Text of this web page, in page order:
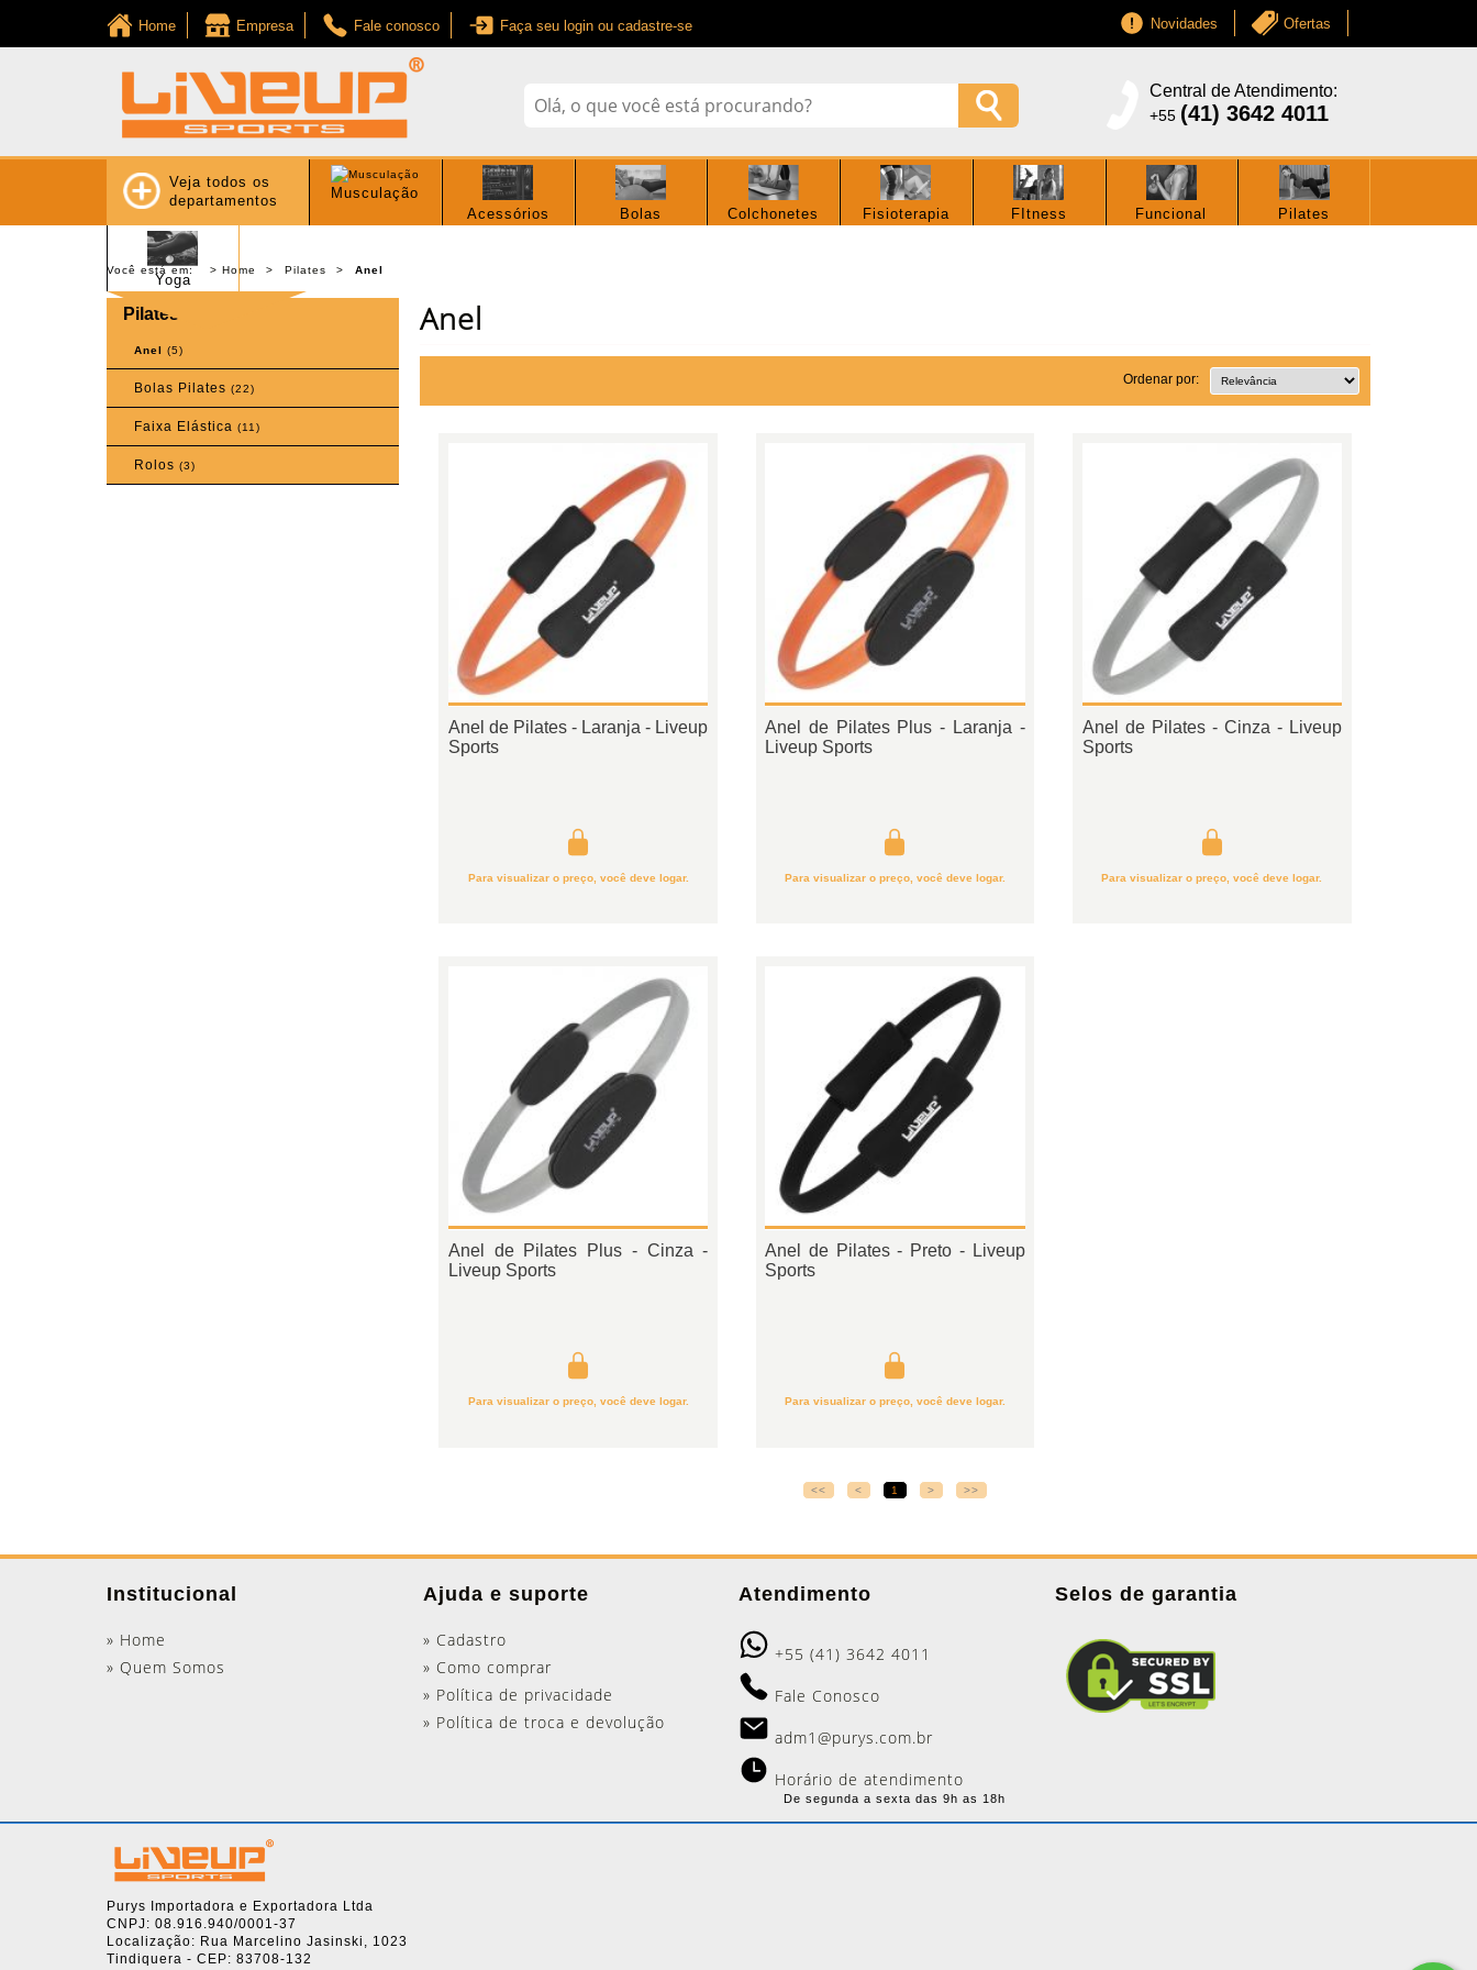
Home Empresa Fale conosco Faça seu login ou cadastre-se Novidades Ofertas
Central de Atendimento:
+55 (41) 3642 4011
Veja todos os
departamentos
Musculação
Acessórios
Bolas Colchonetes Fisioterapia FItness Funcional Pilates
Yoga
Você está em: Home Pilates Anel
Pilates
Anel (5)
Bolas Pilates (22)
Faixa Elástica (11)
Rolos (3)
Anel
Ordenar por:
Anel de Pilates - Laranja - Liveup
Sports
Para visualizar o preço, você deve logar.
Anel de Pilates Plus - Laranja -
Liveup Sports
Para visualizar o preço, você deve logar.
Anel de Pilates - Cinza - Liveup
Sports
Para visualizar o preço, você deve logar.
Anel de Pilates Plus - Cinza -
Liveup Sports
Para visualizar o preço, você deve logar.
Anel de Pilates - Preto - Liveup
Sports
Para visualizar o preço, você deve logar.
<< < 1 > >>
Institucional
» Home
» Quem Somos
Ajuda e suporte
» Cadastro
» Como comprar
» Política de privacidade
» Política de troca e devolução
Atendimento
+55 (41) 3642 4011
Fale Conosco
adm1@purys.com.br
Horário de atendimento
De segunda a sexta das 9h as 18h
Selos de garantia
Purys Importadora e Exportadora Ltda
CNPJ: 08.916.940/0001-37
Localização: Rua Marcelino Jasinski, 1023
Tindiquera - CEP: 83708-132